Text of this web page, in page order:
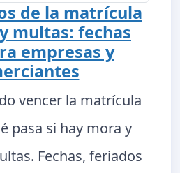
de la matrícula
multas: fechas
empresas y
vencer la matrícula
pasa si hay mora y
Fechas, feriados